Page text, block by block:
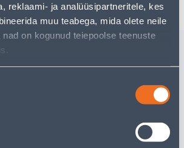
reklaami- ja analüüsipartneritele, kes
muu teabega, mida olete neile
on kogunud teiepoolse teenuste